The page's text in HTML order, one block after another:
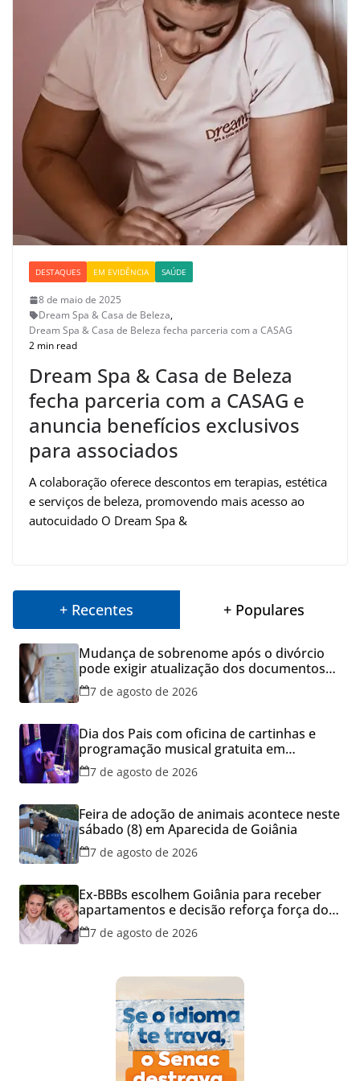
DESTAQUES EM EVIDÊNCIA SAÚDE
8 de maio de 2025
Dream Spa & Casa de Beleza,
Dream Spa & Casa de Beleza fecha parceria com a CASAG
2 min read
Dream Spa & Casa de Beleza
fecha parceria com a CASAG e
anuncia benefícios exclusivos
para associados
A colaboração oferece descontos em terapias, estética
e serviços de beleza, promovendo mais acesso ao
autocuidado O Dream Spa &
+ Recentes + Populares
Mudança de sobrenome após o divórcio
pode exigir atualização dos documentos
dos filhos para evitar transtornos
7 de agosto de 2026
Dia dos Pais com oficina de cartinhas e
programação musical gratuita em
Aparecida de Goiânia
7 de agosto de 2026
Feira de adoção de animais acontece neste
sábado (8) em Aparecida de Goiânia
7 de agosto de 2026
Ex-BBBs escolhem Goiânia para receber
apartamentos e decisão reforça força do
mercado imobiliário da capital
7 de agosto de 2026